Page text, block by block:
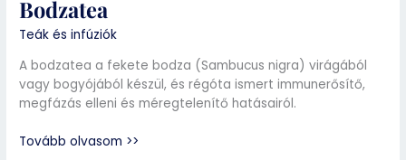
Bodzatea
Teák és infúziók
A bodzatea a fekete bodza (Sambucus nigra) virágából
vagy bogyójából készül, és régóta ismert immunerősítő,
megfázás elleni és méregtelenítő hatásairól.
Tovább olvasom >>